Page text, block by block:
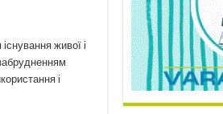
живої і
і